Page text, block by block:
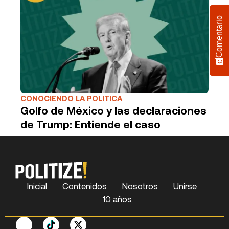
CONOCIENDO LA POLITICA
Golfo de México y las declaraciones
de Trump: Entiende el caso
Inicial Contenidos Nosotros
Unirse
10 años
X
F
Y
L
P
S
Comentario